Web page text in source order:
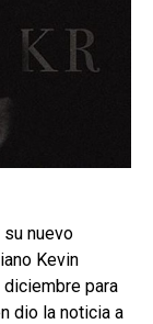
su nuevo
Kevin
para
dio la noticia a